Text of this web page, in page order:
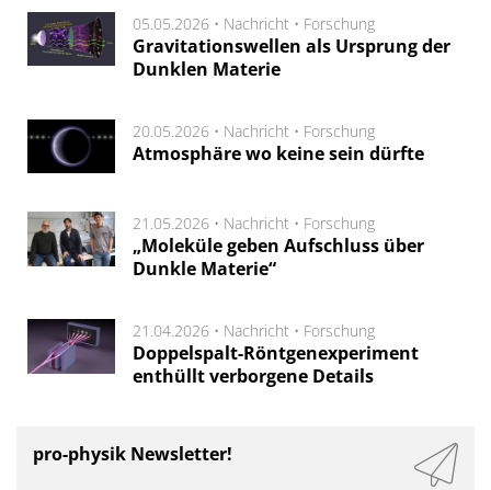
05.05.2026 • Nachricht • Forschung
Gravitationswellen als Ursprung der
Dunklen Materie
20.05.2026 • Nachricht • Forschung
Atmosphäre wo keine sein dürfte
21.05.2026 • Nachricht • Forschung
„Moleküle geben Aufschluss über
Dunkle Materie“
21.04.2026 • Nachricht • Forschung
Doppelspalt-Röntgenexperiment
enthüllt verborgene Details
pro-physik Newsletter!